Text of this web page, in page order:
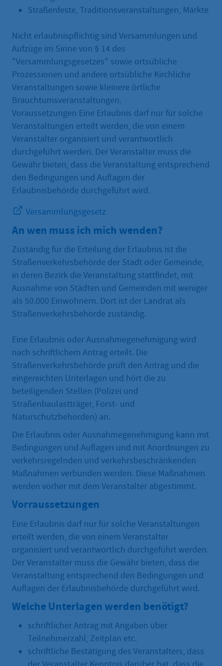
Straßenfeste, Traditionsveranstaltungen, Märkte
Nicht erlaubnispflichtig sind Versammlungen und
Aufzüge im Sinne von § 14 des
"Versammlungsgesetzes" sowie ortsübliche
Prozessionen und andere ortsübliche Kirchliche
Veranstaltungen sowie kleinere örtliche
Brauchtumsveranstaltungen.
Voraussetzungen Eine Erlaubnis darf nur für solche
Veranstaltungen erteilt werden, die von einem
Veranstalter organisiert und verantwortlich
durchgeführt werden. Der Veranstalter muss die
Gewähr bieten, dass die Veranstaltung entsprechend
den Bedingungen und Auflagen der
Erlaubnisbehörde durchgeführt wird.
Versammlungsgesetz
An wen muss ich mich wenden?
Zuständig für die Erteilung der Erlaubnis ist die
Straßenverkehrsbehörde der Stadt oder Gemeinde,
in deren Bezirk die Veranstaltung stattfindet, mit
Ausnahme von Städten und Gemeinden mit weniger
als 50.000 Einwohnern. Dort ist der Landrat als
Straßenverkehrsbehörde zuständig.
Eine Erlaubnis oder Ausnahmegenehmigung wird
nach schriftlichem Antrag erteilt. Die
Straßenverkehrsbehörde prüft den Antrag und die
eingereichten Unterlagen und hört die zu
beteiligenden Stellen (Polizei und
Straßenbaulastträger, Forst- und
Naturschutzbehörden) an.
Die Erlaubnis oder Ausnahmegenehmigung kann mit
Bedingungen und Auflagen und mit Anordnungen zu
verkehrsregelnden und verkehrsbeschränkenden
Maßnahmen verbunden werden. Diese Maßnahmen
werden vorher mit dem Veranstalter abgestimmt.
Vorraussetzungen
Eine Erlaubnis darf nur für solche Veranstaltungen
erteilt werden, die von einem Veranstalter
organisiert und verantwortlich durchgeführt werden.
Der Veranstalter muss die Gewähr bieten, dass die
Veranstaltung entsprechend den Bedingungen und
Auflagen der Erlaubnisbehörde durchgeführt wird.
Welche Unterlagen werden benötigt?
schriftlicher Antrag mit Angaben über
Teilnehmerzahl, Zeitplan etc.
schriftliche Bestätigung des Veranstalters, dass